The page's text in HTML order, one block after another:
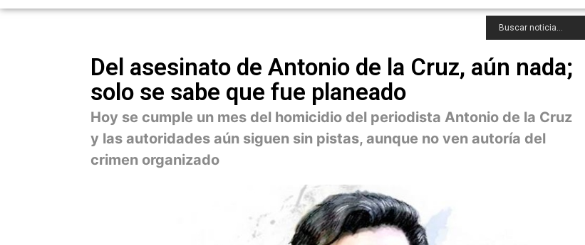
Del asesinato de Antonio de la Cruz, aún nada;
solo se sabe que fue planeado
Hoy se cumple un mes del homicidio del periodista Antonio de la Cruz
y las autoridades aún siguen sin pistas, aunque no ven autoría del
crimen organizado